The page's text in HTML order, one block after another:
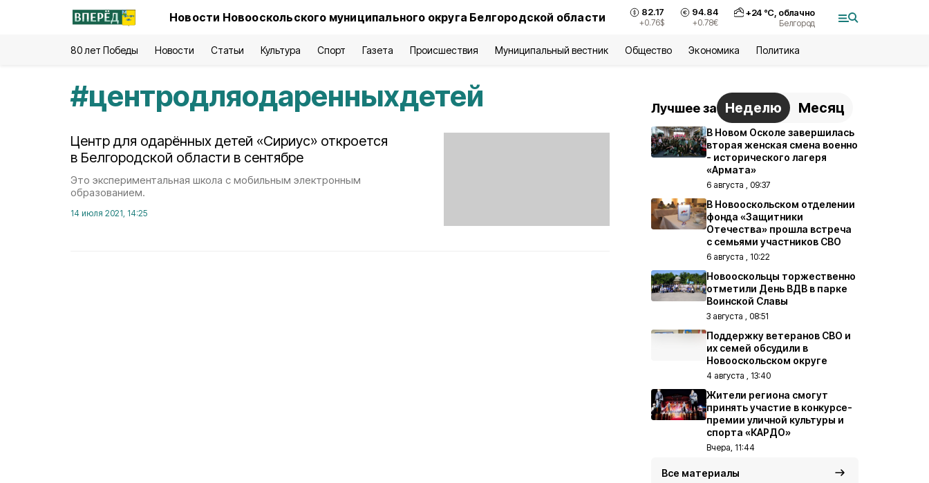
Новости Новооскольского муниципального округа Белгородской области 82.17
+0.76$
94.84
+0.78€
+24°С, облачно
Белгород
80 лет Победы Новости Статьи Культура Спорт Газета Происшествия Муниципальный вестник Общество Экономика Политика
#центродляодаренныхдетей
Центр для одарённых детей «Сириус» откроется
в Белгородской области в сентябре
Это экспериментальная школа с мобильным электронным
образованием.
14 июля 2021, 14:25
Лучшее за Неделю Месяц
В Новом Осколе завершилась
вторая женская смена военно
- исторического лагеря
«Армата»
6 августа , 09:37
В Новооскольском отделении
фонда «Защитники
Отечества» прошла встреча
с семьями участников СВО
6 августа , 10:22
Новооскольцы торжественно
отметили День ВДВ в парке
Воинской Славы
3 августа , 08:51
Поддержку ветеранов СВО и
их семей обсудили в
Новооскольском округе
4 августа , 13:40
Жители региона смогут
принять участие в конкурсе-
премии уличной культуры и
спорта «КАРДО»
Вчера, 11:44
Все материалы